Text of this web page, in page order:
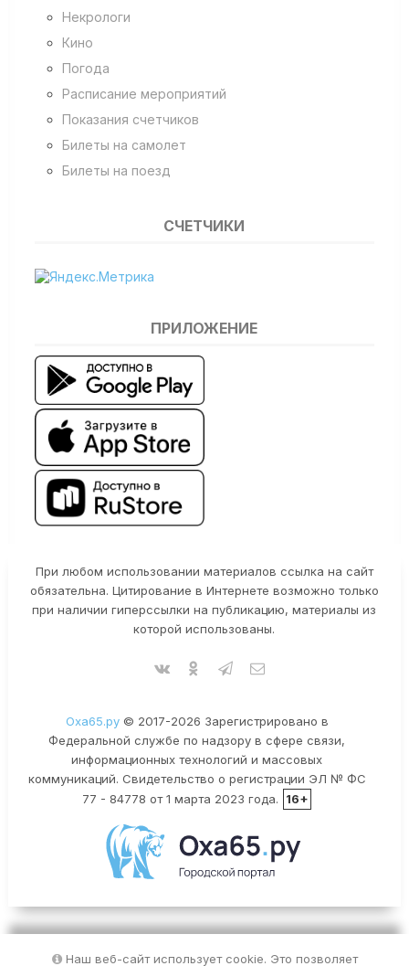
Некрологи
Кино
Погода
Расписание мероприятий
Показания счетчиков
Билеты на самолет
Билеты на поезд
СЧЕТЧИКИ
ПРИЛОЖЕНИЕ
При любом использовании материалов ссылка на сайт
обязательна. Цитирование в Интернете возможно только
при наличии гиперссылки на публикацию, материалы из
которой использованы.
Оха65.ру© 2017-2026 Зарегистрировано в
Федеральной службе по надзору в сфере связи,
информационных технологий и массовых
коммуникаций. Свидетельство о регистрации ЭЛ № ФС
77 - 84778 от 1 марта 2023 года.
16+
Наш веб-сайт использует cookie. Это позволяет